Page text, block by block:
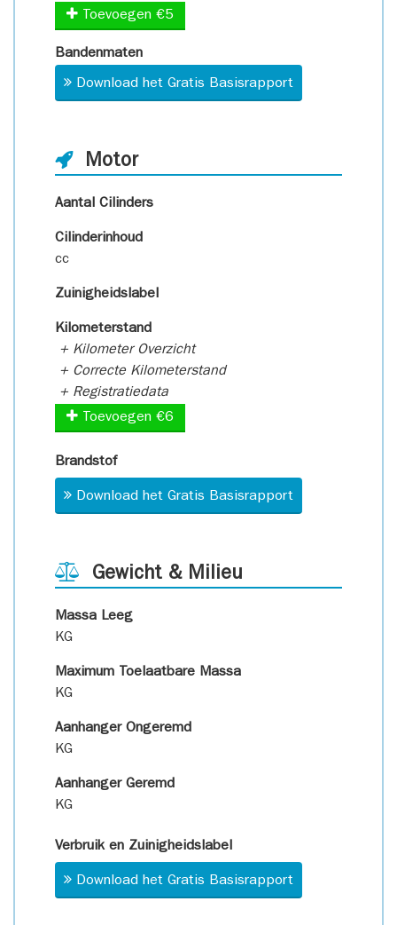
Toevoegen €5
Bandenmaten
Download het Gratis Basisrapport
Motor
Aantal Cilinders
Cilinderinhoud
cc
Zuinigheidslabel
Kilometerstand
+ Kilometer Overzicht
+ Correcte Kilometerstand
+ Registratiedata
Toevoegen €6
Brandstof
Download het Gratis Basisrapport
Gewicht & Milieu
Massa Leeg
KG
Maximum Toelaatbare Massa
KG
Aanhanger Ongeremd
KG
Aanhanger Geremd
KG
Verbruik en Zuinigheidslabel
Download het Gratis Basisrapport